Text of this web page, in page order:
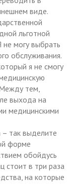
виде.
льготной
не могу выбрать
обслуживания.
я не смогу
тем,
выхода на
медицинскими
– так выделите
форме
обойдусь
стоит в три раза
на которые